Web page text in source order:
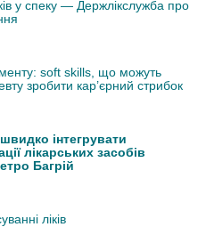
у спеку — Держлікслужба про
soft skills, що можуть
зробити кар’єрний стрибок
інтегрувати
лікарських засобів
Багрій
ліків